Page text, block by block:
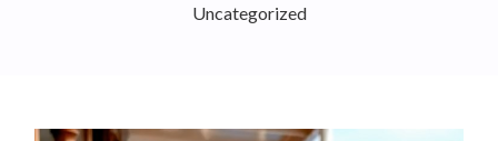
Uncategorized